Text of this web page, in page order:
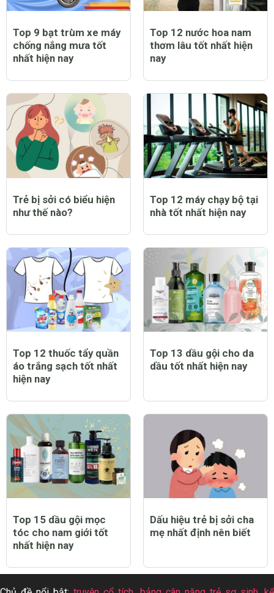
Top 9 bạt trùm xe máy
chống nắng mưa tốt
nhất hiện nay
Top 12 nước hoa nam
thơm lâu tốt nhất hiện
nay
Trẻ bị sởi có biểu hiện
như thế nào?
Top 12 máy chạy bộ tại
nhà tốt nhất hiện nay
Top 12 thuốc tẩy quần
áo trắng sạch tốt nhất
hiện nay
Top 13 dầu gội cho da
dầu tốt nhất hiện nay
Top 15 dầu gội mọc
tóc cho nam giới tốt
nhất hiện nay
Dấu hiệu trẻ bị sởi cha
mẹ nhất định nên biết